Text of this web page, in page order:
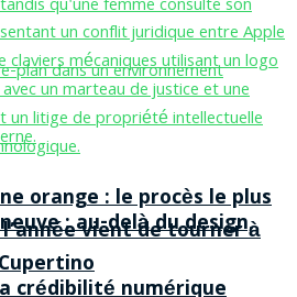
: au-delà du design,
orange : le procès le plus
vient de tourner à